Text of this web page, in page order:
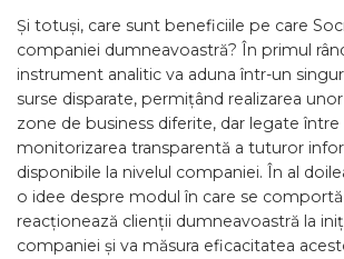
Și totuși, care sunt beneficiile pe care
companiei dumneavoastră? În primul
instrument analitic va aduna într-un
surse disparate, permițând realizarea
zone de business diferite, dar legate între
monitorizarea transparentă a tuturor
disponibile la nivelul companiei. În al
o idee despre modul în care se
reacționează clienții dumneavoastră la
companiei și va măsura eficacitatea